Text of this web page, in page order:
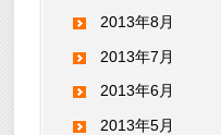
2013年8月
2013年7月
2013年6月
2013年5月